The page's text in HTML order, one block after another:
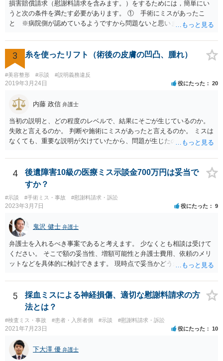
損害賠償請求（慰謝料請求を含みます。）をするためには，簡単にい
うと次の条件を満たす必要があります。 ① 手術にミスがあったこ
と ※病院側が認めているようですから問題ないと思います。 ② 手
術のミスの「せいで」マスクが外せなくなったこと ④ 仕事を休まな
ければならなくなった「せいで」休業損害が発生したこと ⑤ マスク
を外せなくなった「せいで」経済的に評価できる精神的な損害が発生
したこと 「せいで」と強調した点が，内藤先生のご指摘なさる「相当
因果関係」です。 手術のミスと関係のないことまでは責任追及ができ
しく悪くなってしまったとか， 手術のミスの結果，入院期間が延びて
しまったとかいう事情があれば， 追加請求が可能な余地があります。
ただし，手術代の返金に応じた際に「これ以上金銭の請求はしませ
ん」という趣旨の合意をしてしまっていると， 上記の請求は，基本的
には困難となります。
3 糸を使ったリフト（術後の皮膚の凹凸、腫れ）
#美容整形 #示談 #説明義務違反
2019年3月24日 役にたった 20
内藤 政信 弁護士
当初の説明と、どの程度のレベルで、結果にそごが生じているのか。
失敗と言えるのか。 判断や施術にミスがあったと言えるのか。 ミスは
なくても、重要な説明が欠けていたから、問題が生じたのか。 美容整
4
後遺障害10級の医療ミス示談金700万円は妥当で
すか？
#示談 #手術ミス・事故 #慰謝料請求・訴訟
2023年3月7日 役にたった 9
鬼沢 健士 弁護士
弁護士を入れるべき事案であると考えます。 少なくとも相談は受けて
ください。 そこで額の妥当性、増額可能性と弁護士費用、依頼のメリ
ットなどを具体的に検討できます。 現時点で妥当かどうかを即断する
5
採血ミスによる神経損傷、適切な慰謝料請求の方
法とは？
#検査ミス・事故 #患者・入所者側 #示談 #慰謝料請求・訴訟
2021年7月23日 役にたった 10
下大澤 優 弁護士